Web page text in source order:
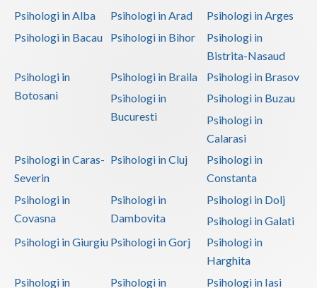
Psihologi in Alba Psihologi in Arad
Psihologi in Arges
Psihologi in Bacau
Psihologi in Bihor
Psihologi in
Bistrita-Nasaud
Psihologi in
Botosani
Psihologi in Braila
Psihologi in Brasov
Psihologi in
Bucuresti
Psihologi in Buzau
Psihologi in
Calarasi
Psihologi in Caras-
Severin
Psihologi in Cluj
Psihologi in
Constanta
Psihologi in
Covasna
Psihologi in
Dambovita
Psihologi in Dolj
Psihologi in Galati
Psihologi in Giurgiu Psihologi in Gorj
Psihologi in
Harghita
Psihologi in
Psihologi in Psihologi in Iasi